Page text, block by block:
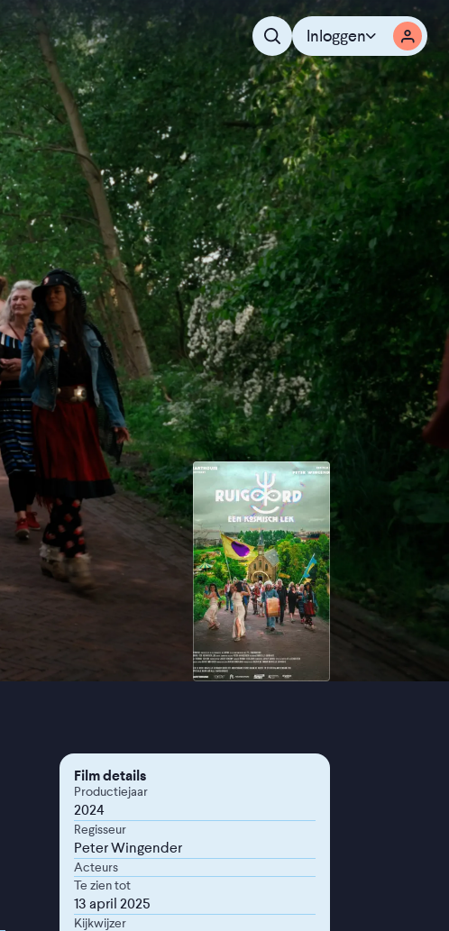
Inloggen
Film details
Productiejaar
2024
Regisseur
Peter Wingender
Acteurs
Te zien tot
13 april 2025
Kijkwijzer